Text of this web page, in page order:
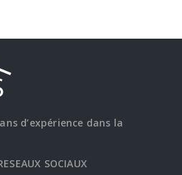
d’expérience dans la
SOCIAUX